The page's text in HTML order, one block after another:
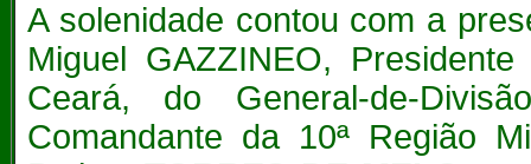
A solenidade contou com a
Miguel GAZZINEO,
Ceará, do General-de-
Comandante da 10ª Região